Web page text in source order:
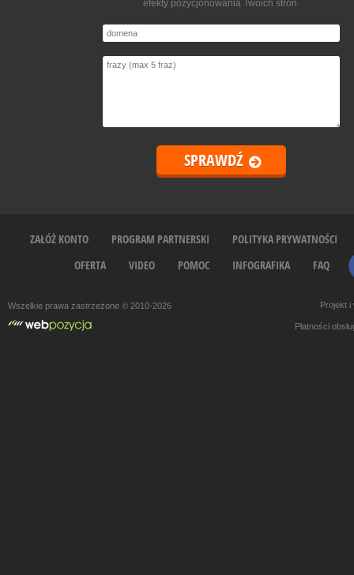
efekty pozycjonowania Twoich stron.
ZAŁÓŻ KONTO PROGRAM PARTNERSKI
POLITYKA PRYWATNOŚCI
OFERTA
VIDEO POMOC INFOGRAFIKA FAQ
Wszelkie prawa zastrzeżone © 2010-2026 Projekt
Płatności